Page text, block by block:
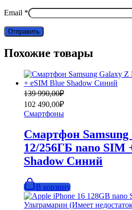
Email *
Похожие товары
139 990,00₽
Первоначальная
цена
составляла
139
990,00₽.
102 490,00₽
Текущая
цена:
102
490,00₽.
Смартфоны
Смартфон
12/256ГБ nano SIM
Shadow Синий
В корзину